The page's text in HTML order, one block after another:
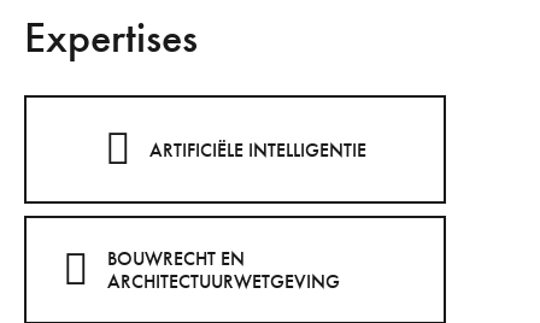
Fellow Centre de Recherche Information
Droit et Société (CRIDS – UNamur, 2018-
Formateur (droit d’auteur) pour l’ ESAHR
(2010-2011)
Formateur (droit de l’informatique, droit du
commerce électronique, droit de la
publicité) au Technofutur TIC Charleroi
(2012-2013)
Expertises
ARTIFICIËLE INTELLIGENTIE
BOUWRECHT EN
ARCHITECTUURWETGEVING